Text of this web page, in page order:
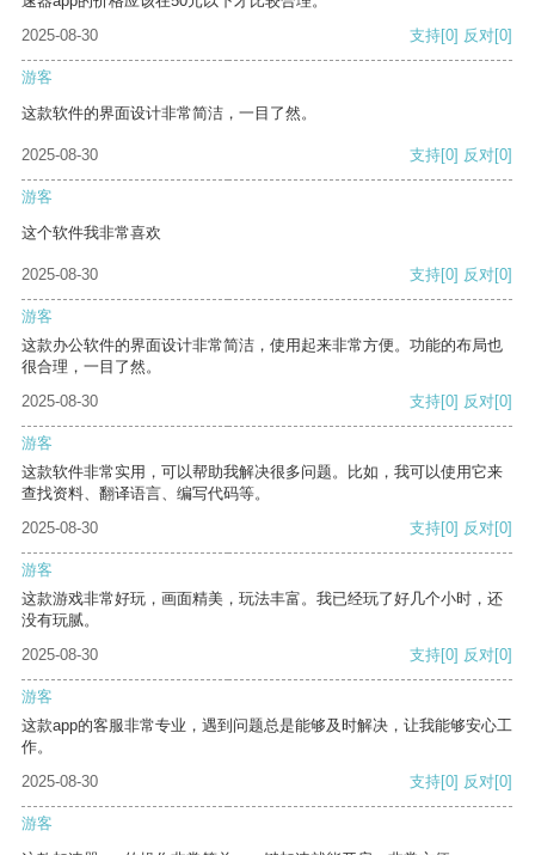
2025-08-30
支持[0] 反对[0]
游客
这款软件的界面设计非常简洁，一目了然。
2025-08-30 支持[0] 反对[0]
游客
这个软件我非常喜欢
2025-08-30 支持[0] 反对[0]
游客
这款办公软件的界面设计非常简洁，使用起来非常方便。功能的布局也
很合理，一目了然。
2025-08-30
支持[0] 反对[0]
游客
这款软件非常实用，可以帮助我解决很多问题。比如，我可以使用它来
查找资料、翻译语言、编写代码等。
2025-08-30
支持[0] 反对[0]
游客
这款游戏非常好玩，画面精美，玩法丰富。我已经玩了好几个小时，还
没有玩腻。
2025-08-30
支持[0] 反对[0]
游客
这款app的客服非常专业，遇到问题总是能够及时解决，让我能够安心工
作。
2025-08-30
支持[0] 反对[0]
游客